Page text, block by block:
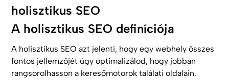
holisztikus SEO
A holisztikus SEO definíciója
A holisztikus SEO azt jelenti, hogy egy webhely összes
fontos jellemzőjét úgy optimalizálod, hogy jobban
rangsorolhasson a keresőmotorok találati oldalain.